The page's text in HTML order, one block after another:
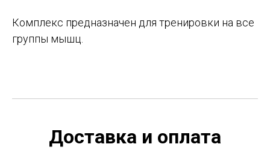
Комплекс предназначен для тренировки на все
группы мышц.
Доставка и оплата